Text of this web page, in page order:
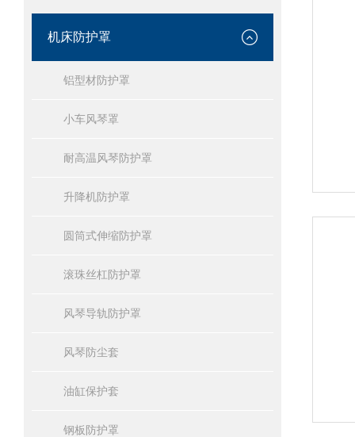
机床防护罩
铝型材防护罩
小车风琴罩
耐高温风琴防护罩
升降机防护罩
圆筒式伸缩防护罩
滚珠丝杠防护罩
风琴导轨防护罩
风琴防尘套
油缸保护套
钢板防护罩